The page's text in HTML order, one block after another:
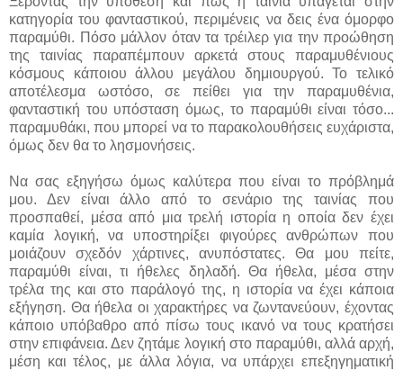
κατηγορία του φανταστικού, περιμένεις να δεις ένα όμορφο
παραμύθι. Πόσο μάλλον όταν τα τρέιλερ για την προώθηση
της ταινίας παραπέμπουν αρκετά στους παραμυθένιους
κόσμους κάποιου άλλου μεγάλου δημιουργού. Το τελικό
αποτέλεσμα ωστόσο, σε πείθει για την παραμυθένια,
φανταστική του υπόσταση όμως, το παραμύθι είναι τόσο...
παραμυθάκι, που μπορεί να το παρακολουθήσεις ευχάριστα,
όμως δεν θα το λησμονήσεις.
Να σας εξηγήσω όμως καλύτερα που είναι το πρόβλημά
μου. Δεν είναι άλλο από το σενάριο της ταινίας που
προσπαθεί, μέσα από μια τρελή ιστορία η οποία δεν έχει
καμία λογική, να υποστηρίξει φιγούρες ανθρώπων που
μοιάζουν σχεδόν χάρτινες, ανυπόστατες. Θα μου πείτε,
παραμύθι είναι, τι ήθελες δηλαδή. Θα ήθελα, μέσα στην
τρέλα της και στο παράλογό της, η ιστορία να έχει κάποια
εξήγηση. Θα ήθελα οι χαρακτήρες να ζωντανεύουν, έχοντας
κάποιο υπόβαθρο από πίσω τους ικανό να τους κρατήσει
στην επιφάνεια. Δεν ζητάμε λογική στο παραμύθι, αλλά αρχή,
μέση και τέλος, με άλλα λόγια, να υπάρχει επεξηγηματική